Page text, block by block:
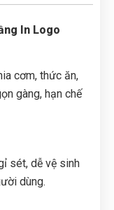
In Logo
cơm, thức ăn,
gàng, hạn chế
sét, dễ vệ sinh
dùng.